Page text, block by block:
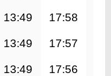
13:49 17:58
13:49 17:57
13:49 17:56